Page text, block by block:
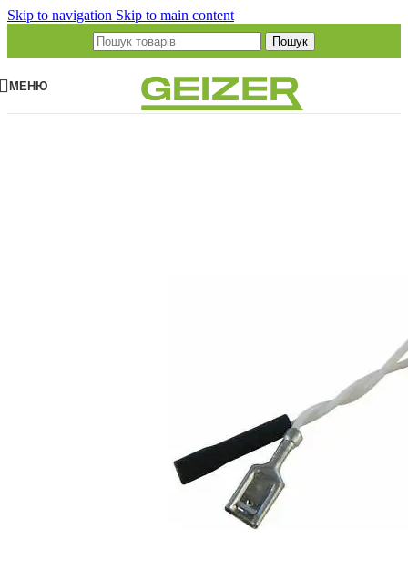
Skip to navigation Skip to main content
Пошук
МЕНЮ